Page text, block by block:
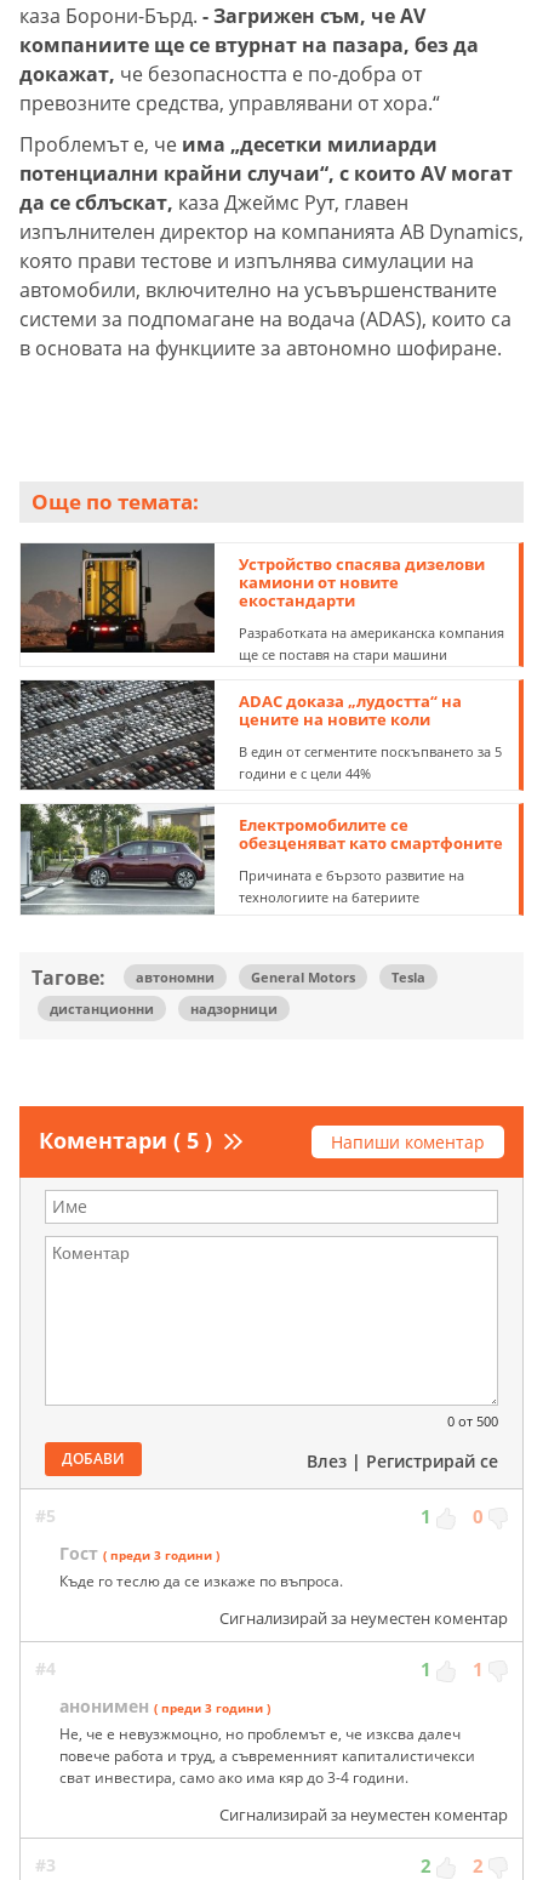
каза Борони-Бърд. - Загрижен съм, че AV
компаниите ще се втурнат на пазара, без да
докажат, че безопасността е по-добра от
превозните средства, управлявани от хора.“
Проблемът е, че има „десетки милиарди
потенциални крайни случаи“, с които AV могат
да се сблъскат, каза Джеймс Рут, главен
изпълнителен директор на компанията AB Dynamics,
която прави тестове и изпълнява симулации на
автомобили, включително на усъвършенстваните
системи за подпомагане на водача (ADAS), които са
в основата на функциите за автономно шофиране.
Още по темата:
Устройство спасява дизелови
камиони от новите
екостандарти
Разработката на американска компания
ще се поставя на стари машини
ADAC доказа „лудостта“ на
цените на новите коли
В един от сегментите поскъпването за 5
години е с цели 44%
Електромобилите се
обезценяват като смартфоните
Причината е бързото развитие на
технологиите на батериите
Тагове: автономни General Motors
Tesla
дистанционни
надзорници
Коментари ( 5 ) Напиши коментар
0 от 500
ДОБАВИ Влез | Регистрирай се
#5 1 0
Гост ( преди 3 години )
Къде го теслю да се изкаже по въпроса.
Сигнализирай за неуместен коментар
#4 1 1
анонимен ( преди 3 години )
Не, че е невузжмоцно, но проблемът е, че изксва далеч
повече работа и труд, а съвременният капиталистичекси
сват инвестира, само ако има кяр до 3-4 години.
Сигнализирай за неуместен коментар
#3 2 2